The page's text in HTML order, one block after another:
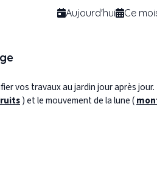
Aujourd'hui Ce
vos travaux au jardin jour après
) et le mouvement de la lune (